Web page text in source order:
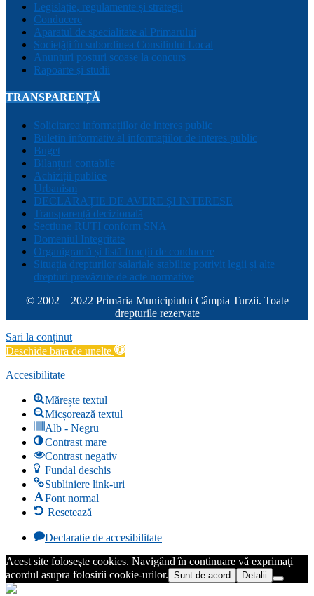
Legislație, regulamente și strategii
Conducere
Aparatul de specialitate al Primarului
Sociețăți în subordinea Consiliului Local
Anunțuri posturi scoase la concurs
Rapoarte și studii
TRANSPARENȚĂ
Solicitarea informațiilor de interes public
Buletin informativ al informațiilor de interes public
Buget
Bilanțuri contabile
Achiziții publice
Urbanism
DECLARAȚIE DE AVERE ȘI INTERESE
Transparență decizională
Sectiune RUTI conform SNA
Domeniul Integritate
Organigramă și listă funcții de conducere
Situația drepturilor salariale stabilite potrivit legii și alte
drepturi prevăzute de acte normative
© 2002 – 2022 Primăria Municipiului Câmpia Turzii. Toate
drepturile rezervate
Sari la conținut
Deschide bara de unelte
Accesibilitate
Mărește textul
Micșorează textul
Alb - Negru
Contrast mare
Contrast negativ
Fundal deschis
Subliniere link-uri
Font normal
Resetează
Declaratie de accesibilitate
Acest site foloseşte cookies. Navigând în continuare vă exprimaţi
acordul asupra folosirii cookie-urilor. Sunt de acord Detalii